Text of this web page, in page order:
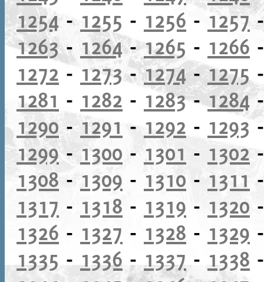
1254- 1255 - 1256 - 1257
1263- 1264-1265 - 1266
1272 - 1273-1274-1275
1281 - 1282 - 1283-1284
1290 -1291 - 1292 - 1293
1299- 1300 - 1301 - 1302
1308 - 1309 - 1310 - 1311
1317 - 1318 - 1319 - 1320
1326 - 1327 - 1328 - 1329
1335 - 1336 - 1337 - 1338